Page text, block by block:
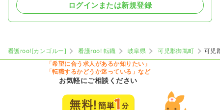
ログインまたは新規登録
看護roo![カンゴルー] 看護roo! 転職 岐阜県 可児郡御嵩町
可児
「希望に合う求人があるか知りたい」
「転職するかどうか迷っている」など
お気軽にご相談ください